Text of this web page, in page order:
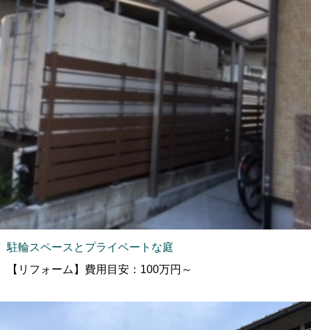
駐輪スペースとプライベートな庭
【リフォーム】費用目安：100万円～